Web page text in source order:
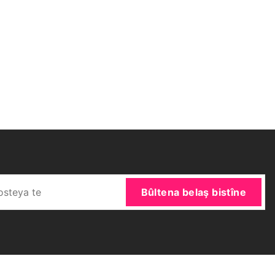
Bûltena belaş bistîne